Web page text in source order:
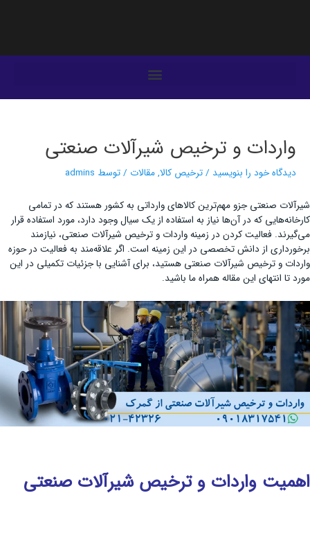
واردات و ترخیص شیرآلات صنعتی
دیدگاه‌ خود را بنویسید /ترخیص کالا,مقالات / توسط admins
شیرآلات صنعتی جزو مهم‌ترین کالاهای وارداتی به کشور هستند که در تمامی
کارخانه‌هایی که در آن‌ها نیاز به استفاده از یک سیال وجود دارد، مورد استفاده قرار
می‌گیرند. فعالیت کردن در زمینه واردات و ترخیص شیرآلات صنعتی، نیازمند
برخورداری از دانش تخصصی در این زمینه است. اگر علاقه‌مند به فعالیت در حوزه
واردات و ترخیص شیرآلات صنعتی هستید، برای آشنایی با جزئیات تکمیلی در این
مورد تا انتهای این مقاله همراه ما باشید.
اهمیت واردات و ترخیص شیرآلات صنعتی